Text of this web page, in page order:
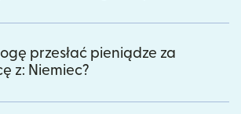
przesłać pieniądze za
z: Niemiec?